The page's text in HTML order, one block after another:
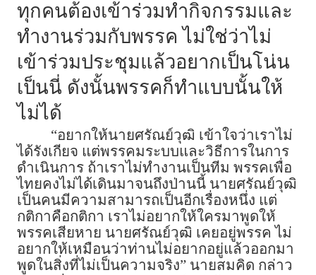
ทุกคนต้องเข้าร่วมทำกิจกรรมและ
ทำงานร่วมกับพรรค ไม่ใช่ว่าไม่
เข้าร่วมประชุมแล้วอยากเป็นโน่น
เป็นนี่ ดังนั้นพรรคก็ทำแบบนั้นให้
ไม่ได้
“อยากให้นายศรัณย์วุฒิ เข้าใจว่าเราไม่
ได้รังเกียจ แต่พรรคมระบบและวิธีการในการ
ดำเนินการ ถ้าเราไม่ทำงานเป็นทีม พรรคเพื่อ
ไทยคงไม่ได้เดินมาจนถึงป่านนี้ นายศรัณย์วุฒิ
เป็นคนมีความสามารถเป็นอีกเรื่องหนึ่ง แต่
กติกาคือกติกา เราไม่อยากให้ใครมาพูดให้
พรรคเสียหาย นายศรัณย์วุฒิ เคยอยู่พรรค ไม่
อยากให้เหมือนว่าท่านไม่อยากอยู่แล้วออกมา
พูดในสิ่งที่ไม่เป็นความจริง” นายสมคิด กล่าว